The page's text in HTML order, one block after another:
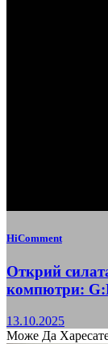
HiComment
Открий
компютри:
13.10.2025
Може Да